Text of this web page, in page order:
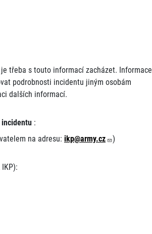
třeba s touto informací zacházet. Informace
podrobnosti incidentu jiným osobám
dalších informací.
incidentu:
na adresu: ikp@army.cz
)